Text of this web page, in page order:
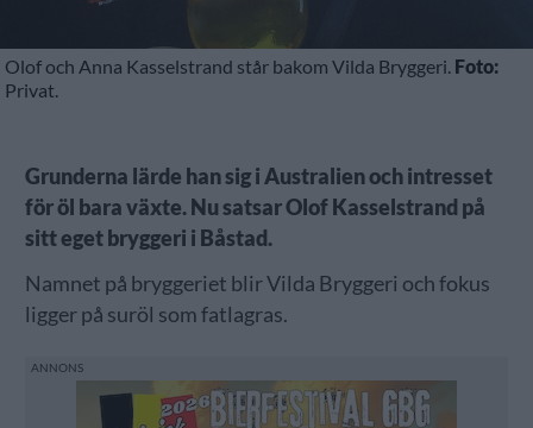
Olof och Anna Kasselstrand står bakom Vilda Bryggeri. Foto:
Privat.
Grunderna lärde han sig i Australien och intresset
för öl bara växte. Nu satsar Olof Kasselstrand på
sitt eget bryggeri i Båstad.
Namnet på bryggeriet blir Vilda Bryggeri och fokus
ligger på suröl som fatlagras.